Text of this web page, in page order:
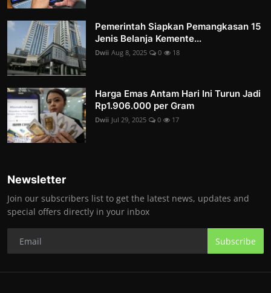
Pemerintah Siapkan Pemangkasan 15
Jenis Belanja Kemente...
Dwii Aug 8, 2025 0 18
Harga Emas Antam Hari Ini Turun Jadi
Rp1.906.000 per Gram
Dwii Jul 29, 2025 0 17
Newsletter
Join our subscribers list to get the latest news, updates and
special offers directly in your inbox
Subscribe